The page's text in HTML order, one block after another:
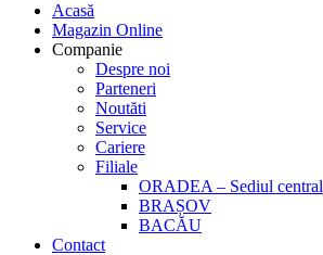
Acasă
Magazin Online
Companie
Despre noi
Parteneri
Noutăti
Service
Cariere
Filiale
ORADEA – Sediul central
BRAȘOV
BACĂU
Contact